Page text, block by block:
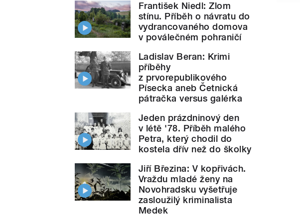
František Niedl: Zlom
stínu. Příběh o návratu do
vydrancovaného domova
v poválečném pohraničí
Ladislav Beran: Krimi
příběhy
z prvorepublikového
Písecka aneb Četnická
pátračka versus galérka
Jeden prázdninový den
v létě '78. Příběh malého
Petra, který chodil do
kostela dřív než do školky
Jiří Březina: V kopřivách.
Vraždu mladé ženy na
Novohradsku vyšetřuje
zasloužilý kriminalista
Medek